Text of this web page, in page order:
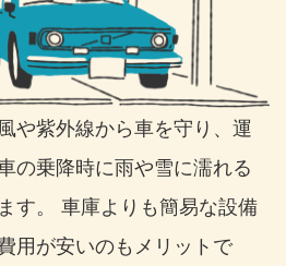
や紫外線から車を守り、運
の乗降時に雨や雪に濡れる
す。 車庫よりも簡易な設備
用が安いのもメリットで